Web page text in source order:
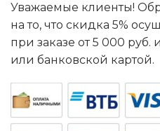
Уважаемые клиенты!
на то, что скидка 5%
при заказе от 5 000
или банковской картой.